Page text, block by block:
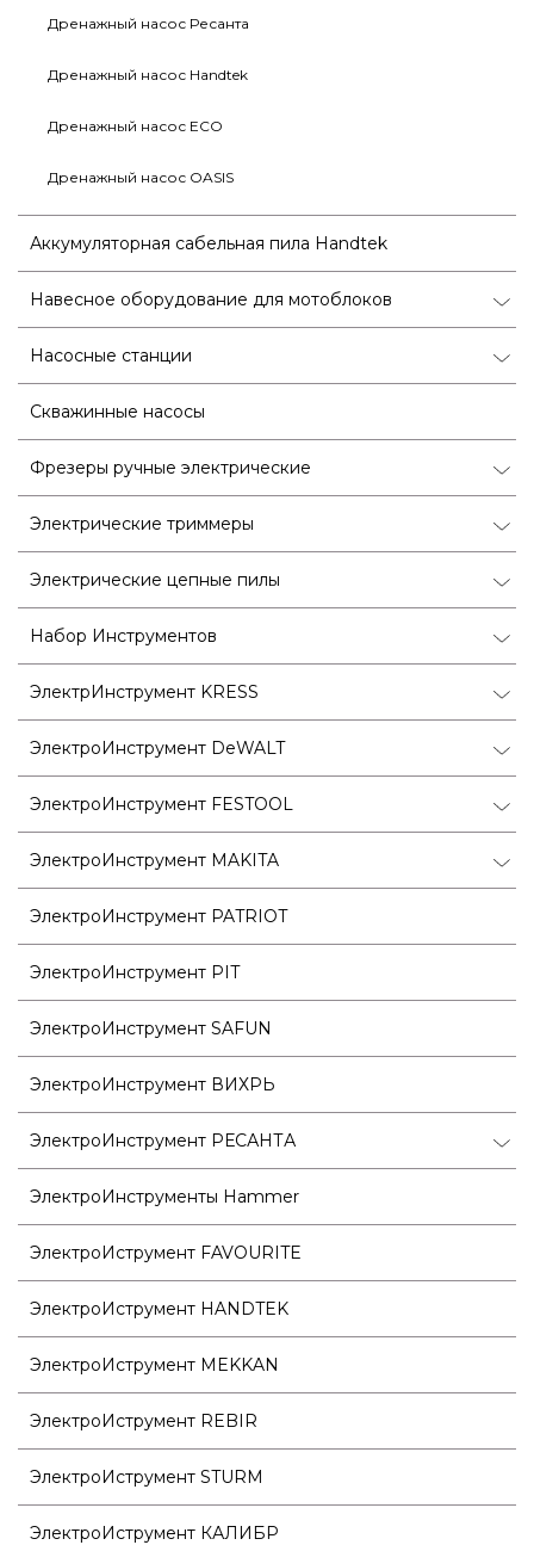
Дренажный насос Ресанта
Дренажный насос Handtek
Дренажный насос ECO
Дренажный насос OASIS
Аккумуляторная сабельная пила Handtek
Навесное оборудование для мотоблоков
Насосные станции
Скважинные насосы
Фрезеры ручные электрические
Электрические триммеры
Электрические цепные пилы
Набор Инструментов
ЭлектрИнструмент KRESS
ЭлектроИнструмент DeWALT
ЭлектроИнструмент FESTOOL
ЭлектроИнструмент MAKITA
ЭлектроИнструмент PATRIOT
ЭлектроИнструмент PIT
ЭлектроИнструмент SAFUN
ЭлектроИнструмент ВИХРЬ
ЭлектроИнструмент РЕСАНТА
ЭлектроИнструменты Hammer
ЭлектроИструмент FAVOURITE
ЭлектроИструмент HANDTEK
ЭлектроИструмент MEKKAN
ЭлектроИструмент REBIR
ЭлектроИструмент STURM
ЭлектроИструмент КАЛИБР